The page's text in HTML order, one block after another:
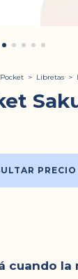
Pocket > Libretas >
cuando la